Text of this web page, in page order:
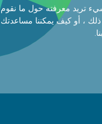
تريد معرفته حول ما نقوم
، أو كيف يمكننا مساعدتك